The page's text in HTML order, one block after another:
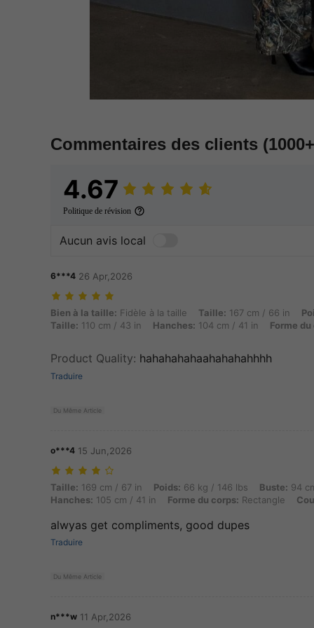
Commentaires des clients
4.67
Politique de révision
Aucun avis local
6***4 26 Apr,2026
Bien à la taille: Fidèle à la taille, Taille: 167 cm / 66 in, Poids: 64 kg
Bien à la taille: Fidèle à la taille Taille: 167 cm / 66 in
Taille: 110 cm / 43 in Hanches: 104 cm / 41 in Forme
Product Quality: hahahahahaahahahahhhh
Traduire
Du Même Article
o***4 15 Jun,2026
Taille: 169 cm / 67 in, Poids: 66 kg / 146 lbs, Buste: 94 cm / 37 in,
Taille: 169 cm / 67 in Poids: 66 kg / 146 lbs Buste: 94
Hanches: 105 cm / 41 in Forme du corps: Rectangle
alwyas get compliments, good dupes
Traduire
Du Même Article
n***w 11 Apr,2026